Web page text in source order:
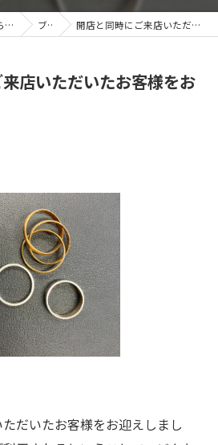
愛知県大府市の買取なら買取大吉 大府共栄町3丁目店 ブログ 開店と同時にご来店いただいたお客様をお迎えしました。
店いただいたお客様をお
だいたお客様をお迎えしまし